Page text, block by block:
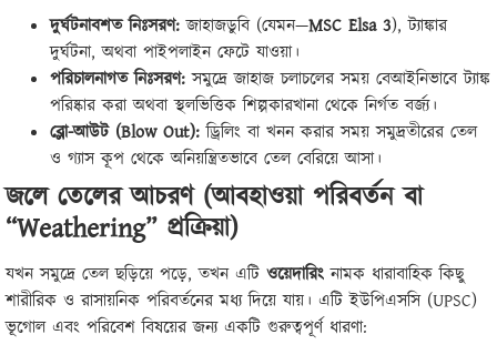
দুর্ঘটনাবশত নিঃসরণ: জাহাজডুবি (যেমন—MSC Elsa 3), ট্যাঙ্কার
দুর্ঘটনা, অথবা পাইপলাইন ফেটে যাওয়া।
পরিচালনাগত নিঃসরণ: সমুদ্রে জাহাজ চলাচলের সময় বেআইনিভাবে ট্যাঙ্ক
পরিষ্কার করা অথবা স্থলভিত্তিক শিল্পকারখানা থেকে নির্গত বর্জ্য।
ব্লো-আউট (Blow Out): ড্রিলিং বা খনন করার সময় সমুদ্রতীরের তেল
ও গ্যাস কূপ থেকে অনিয়ন্ত্রিতভাবে তেল বেরিয়ে আসা।
জলে তেলের আচরণ (আবহাওয়া পরিবর্তন বা
“Weathering” প্রক্রিয়া)
যখন সমুদ্রে তেল ছড়িয়ে পড়ে, তখন এটি ওয়েদারিং নামক ধারাবাহিক কিছু
শারীরিক ও রাসায়নিক পরিবর্তনের মধ্য দিয়ে যায়। এটি ইউপিএসসি (UPSC)
ভূগোল এবং পরিবেশ বিষয়ের জন্য একটি গুরুত্বপূর্ণ ধারণা: